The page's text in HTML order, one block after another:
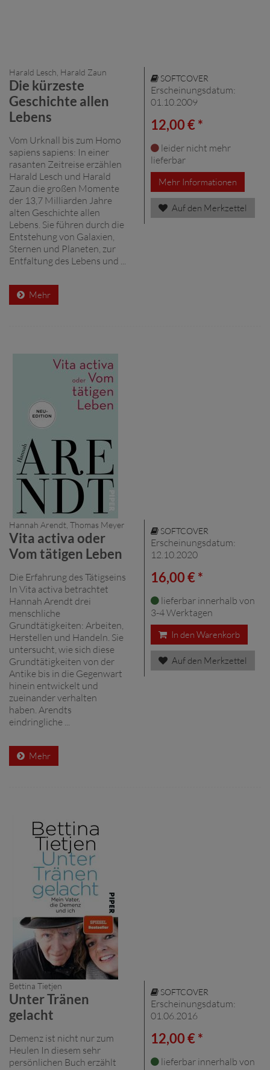
Harald Lesch, Harald Zaun
Die kürzeste
Geschichte allen
Lebens
Vom Urknall bis zum Homo
sapiens sapiens: In einer
rasanten Zeitreise erzählen
Harald Lesch und Harald
Zaun die großen Momente
der 13,7 Milliarden Jahre
alten Geschichte allen
Lebens. Sie führen durch die
Entstehung von Galaxien,
Sternen und Planeten, zur
Entfaltung des Lebens und ...
Mehr
SOFTCOVER
Erscheinungsdatum:
01.10.2009
12,00 € *
leider nicht mehr
lieferbar
Mehr Informationen
Auf den Merkzettel
Hannah Arendt, Thomas Meyer
Vita activa oder
Vom tätigen Leben
Die Erfahrung des Tätigseins
In Vita activa betrachtet
Hannah Arendt drei
menschliche
Grundtätigkeiten: Arbeiten,
Herstellen und Handeln. Sie
untersucht, wie sich diese
Grundtätigkeiten von der
Antike bis in die Gegenwart
hinein entwickelt und
zueinander verhalten
haben. Arendts
eindringliche ...
Mehr
SOFTCOVER
Erscheinungsdatum:
12.10.2020
16,00 € *
lieferbar innerhalb von
3-4 Werktagen
In den Warenkorb
Auf den Merkzettel
Bettina Tietjen
Unter Tränen
gelacht
Demenz ist nicht nur zum
Heulen In diesem sehr
persönlichen Buch erzählt
SOFTCOVER
Erscheinungsdatum:
01.06.2016
12,00 € *
lieferbar innerhalb von